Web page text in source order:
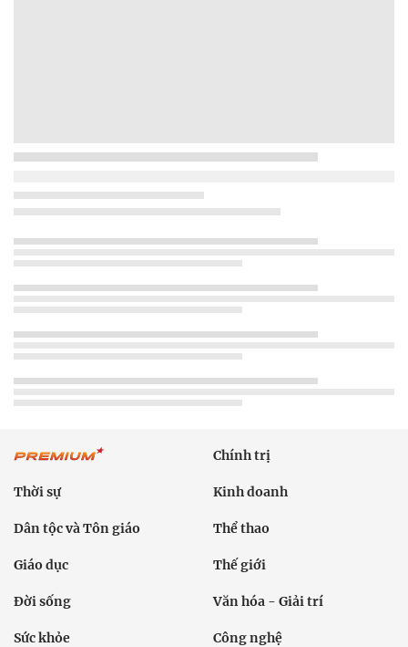
Chính trị
Thời sự Kinh doanh
Dân tộc và Tôn giáo Thể thao
Giáo dục Thế giới
Đời sống Văn hóa - Giải trí
Sức khỏe Công nghệ